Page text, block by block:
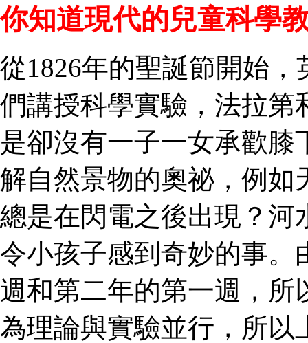
你知道現代的兒童科學
從1826年的聖誕節開始
們講授科學實驗，法拉第
是卻沒有一子一女承歡
解自然景物的奧祕，例如
總是在閃電之後出現？
令小孩子感到奇妙的事。
週和第二年的第一週，所
為理論與實驗並行，所以